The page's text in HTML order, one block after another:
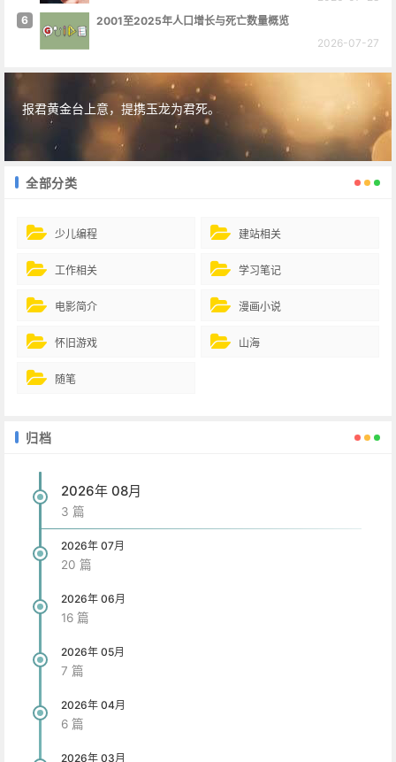
6
2001至2025年人口增长与死亡数量概览
2026-07-27
报君黄金台上意，提携玉龙为君死。
全部分类
少儿编程 建站相关
工作相关 学习笔记
电影简介 漫画小说
怀旧游戏 山海
随笔
归档
2026年 08月
3 篇
2026年 07月
20 篇
2026年 06月
16 篇
2026年 05月
7 篇
2026年 04月
6 篇
2026年 03月